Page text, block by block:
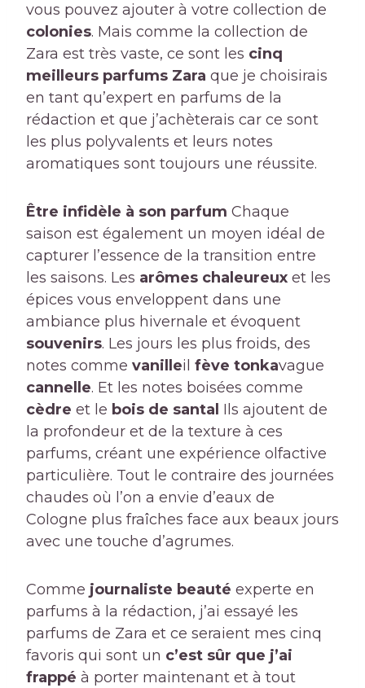
vous pouvez ajouter à votre collection de
colonies. Mais comme la collection de
Zara est très vaste, ce sont les cinq
meilleurs parfums Zara que je choisirais
en tant qu’expert en parfums de la
rédaction et que j’achèterais car ce sont
les plus polyvalents et leurs notes
aromatiques sont toujours une réussite.
Être infidèle à son parfum Chaque
saison est également un moyen idéal de
capturer l’essence de la transition entre
les saisons. Les arômes chaleureux et les
épices vous enveloppent dans une
ambiance plus hivernale et évoquent
souvenirs. Les jours les plus froids, des
notes comme vanilleil fève tonkavague
cannelle. Et les notes boisées comme
cèdre et le bois de santal Ils ajoutent de
la profondeur et de la texture à ces
parfums, créant une expérience olfactive
particulière. Tout le contraire des journées
chaudes où l’on a envie d’eaux de
Cologne plus fraîches face aux beaux jours
avec une touche d’agrumes.
Comme journaliste beauté experte en
parfums à la rédaction, j’ai essayé les
parfums de Zara et ce seraient mes cinq
favoris qui sont un c’est sûr que j’ai
frappé à porter maintenant et à tout